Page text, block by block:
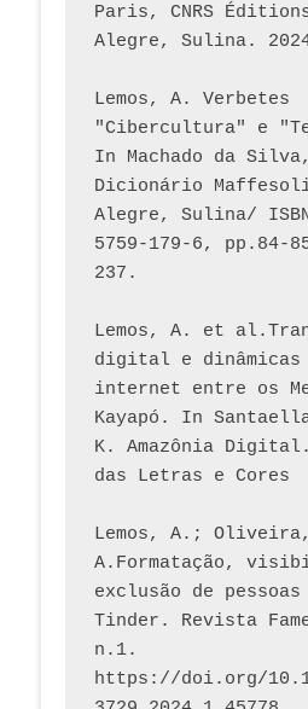
Paris, CNRS
Lemos, A. Verbetes
"Cibercultura" e
In Machado da
Dicionário
Alegre, Sulina/
5759-179-6, pp.84-
237.
Lemos, A. et
digital e
internet entre os
Kayapó. In
K. Amazônia
das Letras e Cores
Lemos, A.; Oliveira,
A.Formatação,
exclusão de
Tinder. Revista
n.1.
https://doi.org/